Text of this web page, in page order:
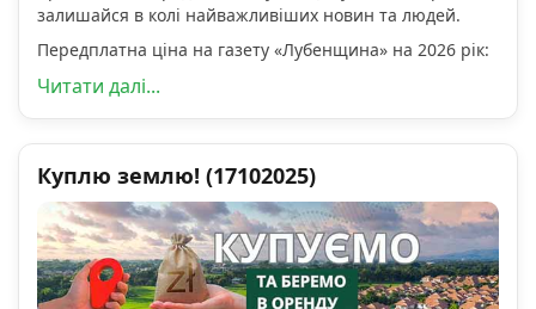
залишайся в колі найважливіших новин та людей.
Передплатна ціна на газету «Лубенщина» на 2026 рік:
Читати далі...
Куплю землю! (17102025)